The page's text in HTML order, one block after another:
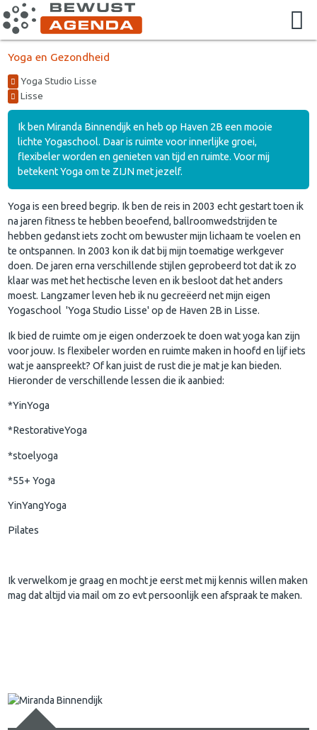
Yoga en Gezondheid
Yoga Studio Lisse
Lisse
Ik ben Miranda Binnendijk en heb op Haven 2B een mooie
lichte Yogaschool. Daar is ruimte voor innerlijke groei,
flexibeler worden en genieten van tijd en ruimte. Voor mij
betekent Yoga om te ZIJN met jezelf.
Yoga is een breed begrip. Ik ben de reis in 2003 echt gestart toen ik
na jaren fitness te hebben beoefend, ballroomwedstrijden te
hebben gedanst iets zocht om bewuster mijn lichaam te voelen en
te ontspannen. In 2003 kon ik dat bij mijn toematige werkgever
doen. De jaren erna verschillende stijlen geprobeerd tot dat ik zo
klaar was met het hectische leven en ik besloot dat het anders
moest. Langzamer leven heb ik nu gecreëerd net mijn eigen
Yogaschool 'Yoga Studio Lisse' op de Haven 2B in Lisse.
Ik bied de ruimte om je eigen onderzoek te doen wat yoga kan zijn
voor jouw. Is flexibeler worden en ruimte maken in hoofd en lijf iets
wat je aanspreekt? Of kan juist de rust die je mat je kan bieden.
Hieronder de verschillende lessen die ik aanbied:
*YinYoga
*RestorativeYoga
*stoelyoga
*55+ Yoga
YinYangYoga
Pilates
Ik verwelkom je graag en mocht je eerst met mij kennis willen maken
mag dat altijd via mail om zo evt persoonlijk een afspraak te maken.